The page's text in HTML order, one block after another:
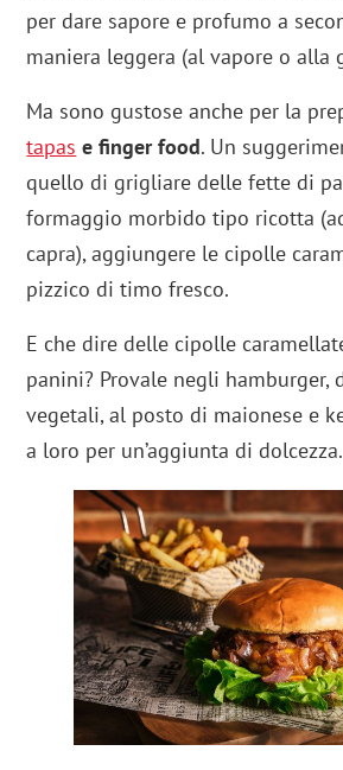
per dare sapore e profumo a
maniera leggera (al vapore o alla
Ma sono gustose anche per la
tapas e finger food. Un
quello di grigliare delle fette di
formaggio morbido tipo ricotta
capra), aggiungere le cipolle
pizzico di timo fresco.
E che dire delle cipolle
panini? Provale negli hamburger,
vegetali, al posto di maionese e
a loro per un’aggiunta di dolcezza.